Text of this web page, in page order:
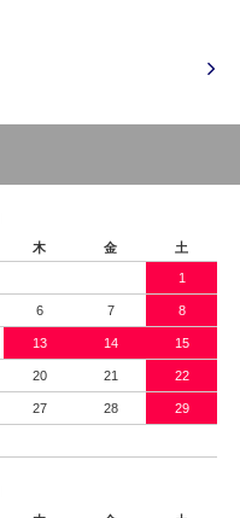
木 金 土
1
6 7 8
13 14 15
20 21 22
27 28 29